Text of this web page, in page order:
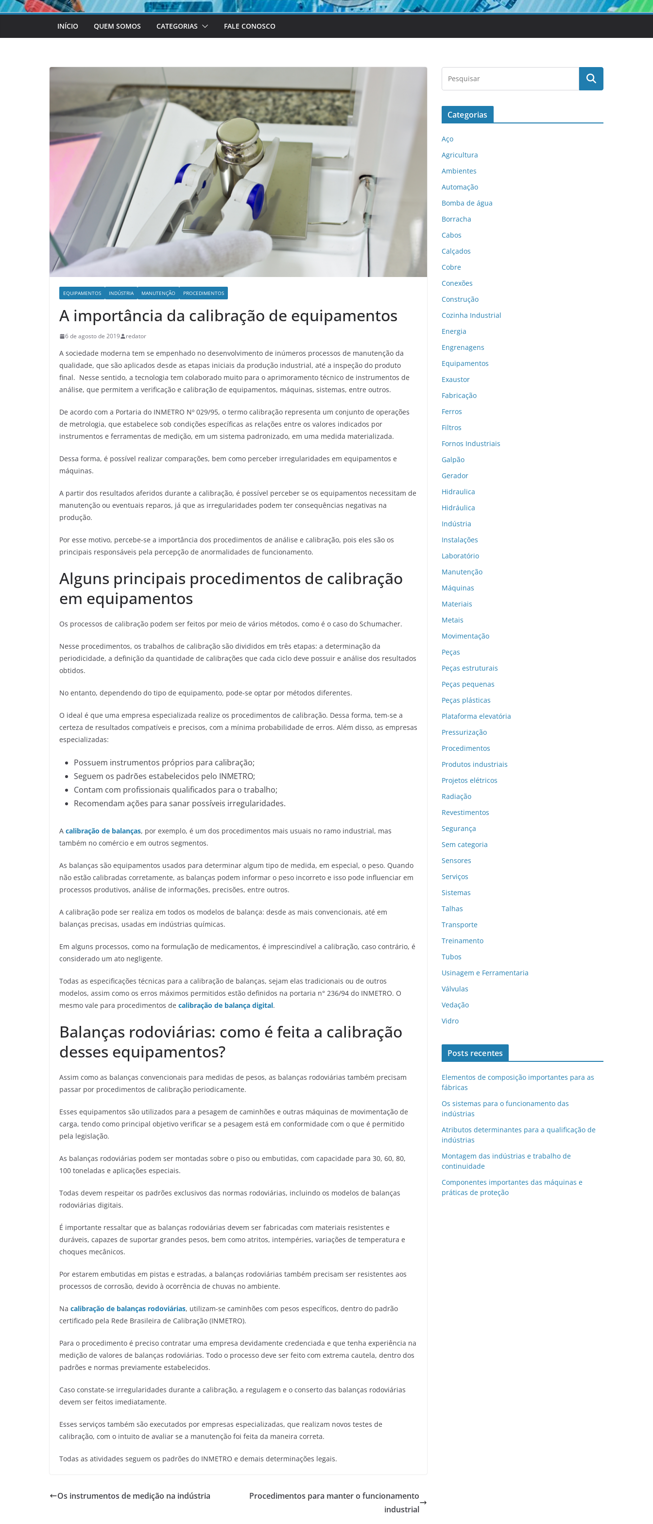
INÍCIO QUEM SOMOS CATEGORIAS FALE CONOSCO
EQUIPAMENTOS INDÚSTRIA MANUTENÇÃO PROCEDIMENTOS
A importância da calibração de equipamentos
6 de agosto de 2019 redator
A sociedade moderna tem se empenhado no desenvolvimento de inúmeros processos de manutenção da
qualidade, que são aplicados desde as etapas iniciais da produção industrial, até a inspeção do produto
final. Nesse sentido, a tecnologia tem colaborado muito para o aprimoramento técnico de instrumentos de
análise, que permitem a verificação e calibração de equipamentos, máquinas, sistemas, entre outros.
De acordo com a Portaria do INMETRO Nº 029/95, o termo calibração representa um conjunto de operações
de metrologia, que estabelece sob condições específicas as relações entre os valores indicados por
instrumentos e ferramentas de medição, em um sistema padronizado, em uma medida materializada.
Dessa forma, é possível realizar comparações, bem como perceber irregularidades em equipamentos e
máquinas.
A partir dos resultados aferidos durante a calibração, é possível perceber se os equipamentos necessitam de
manutenção ou eventuais reparos, já que as irregularidades podem ter consequências negativas na
produção.
Por esse motivo, percebe-se a importância dos procedimentos de análise e calibração, pois eles são os
principais responsáveis pela percepção de anormalidades de funcionamento.
Alguns principais procedimentos de calibração
em equipamentos
Os processos de calibração podem ser feitos por meio de vários métodos, como é o caso do Schumacher.
Nesse procedimentos, os trabalhos de calibração são divididos em três etapas: a determinação da
periodicidade, a definição da quantidade de calibrações que cada ciclo deve possuir e análise dos resultados
obtidos.
No entanto, dependendo do tipo de equipamento, pode-se optar por métodos diferentes.
O ideal é que uma empresa especializada realize os procedimentos de calibração. Dessa forma, tem-se a
certeza de resultados compatíveis e precisos, com a mínima probabilidade de erros. Além disso, as empresas
especializadas:
Possuem instrumentos próprios para calibração;
Seguem os padrões estabelecidos pelo INMETRO;
Contam com profissionais qualificados para o trabalho;
Recomendam ações para sanar possíveis irregularidades.
A calibração de balanças, por exemplo, é um dos procedimentos mais usuais no ramo industrial, mas
também no comércio e em outros segmentos.
As balanças são equipamentos usados para determinar algum tipo de medida, em especial, o peso. Quando
não estão calibradas corretamente, as balanças podem informar o peso incorreto e isso pode influenciar em
processos produtivos, análise de informações, precisões, entre outros.
A calibração pode ser realiza em todos os modelos de balança: desde as mais convencionais, até em
balanças precisas, usadas em indústrias químicas.
Em alguns processos, como na formulação de medicamentos, é imprescindível a calibração, caso contrário, é
considerado um ato negligente.
Todas as especificações técnicas para a calibração de balanças, sejam elas tradicionais ou de outros
modelos, assim como os erros máximos permitidos estão definidos na portaria n° 236/94 do INMETRO. O
mesmo vale para procedimentos de calibração de balança digital.
Balanças rodoviárias: como é feita a calibração
desses equipamentos?
Assim como as balanças convencionais para medidas de pesos, as balanças rodoviárias também precisam
passar por procedimentos de calibração periodicamente.
Esses equipamentos são utilizados para a pesagem de caminhões e outras máquinas de movimentação de
carga, tendo como principal objetivo verificar se a pesagem está em conformidade com o que é permitido
pela legislação.
As balanças rodoviárias podem ser montadas sobre o piso ou embutidas, com capacidade para 30, 60, 80,
100 toneladas e aplicações especiais.
Todas devem respeitar os padrões exclusivos das normas rodoviárias, incluindo os modelos de balanças
rodoviárias digitais.
É importante ressaltar que as balanças rodoviárias devem ser fabricadas com materiais resistentes e
duráveis, capazes de suportar grandes pesos, bem como atritos, intempéries, variações de temperatura e
choques mecânicos.
Por estarem embutidas em pistas e estradas, a balanças rodoviárias também precisam ser resistentes aos
processos de corrosão, devido à ocorrência de chuvas no ambiente.
Na calibração de balanças rodoviárias, utilizam-se caminhões com pesos específicos, dentro do padrão
certificado pela Rede Brasileira de Calibração (INMETRO).
Para o procedimento é preciso contratar uma empresa devidamente credenciada e que tenha experiência na
medição de valores de balanças rodoviárias. Todo o processo deve ser feito com extrema cautela, dentro dos
padrões e normas previamente estabelecidos.
Caso constate-se irregularidades durante a calibração, a regulagem e o conserto das balanças rodoviárias
devem ser feitos imediatamente.
Esses serviços também são executados por empresas especializadas, que realizam novos testes de
calibração, com o intuito de avaliar se a manutenção foi feita da maneira correta.
Todas as atividades seguem os padrões do INMETRO e demais determinações legais.
Os instrumentos de medição na indústria
Procedimentos para manter o funcionamento
industrial
Categorias
Aço
Agricultura
Ambientes
Automação
Bomba de água
Borracha
Cabos
Calçados
Cobre
Conexões
Construção
Cozinha Industrial
Energia
Engrenagens
Equipamentos
Exaustor
Fabricação
Ferros
Filtros
Fornos Industriais
Galpão
Gerador
Hidraulica
Hidráulica
Indústria
Instalações
Laboratório
Manutenção
Máquinas
Materiais
Metais
Movimentação
Peças
Peças estruturais
Peças pequenas
Peças plásticas
Plataforma elevatória
Pressurização
Procedimentos
Produtos industriais
Projetos elétricos
Radiação
Revestimentos
Segurança
Sem categoria
Sensores
Serviços
Sistemas
Talhas
Transporte
Treinamento
Tubos
Usinagem e Ferramentaria
Válvulas
Vedação
Vidro
Posts recentes
Elementos de composição importantes para as
fábricas
Os sistemas para o funcionamento das
indústrias
Atributos determinantes para a qualificação de
indústrias
Montagem das indústrias e trabalho de
continuidade
Componentes importantes das máquinas e
práticas de proteção